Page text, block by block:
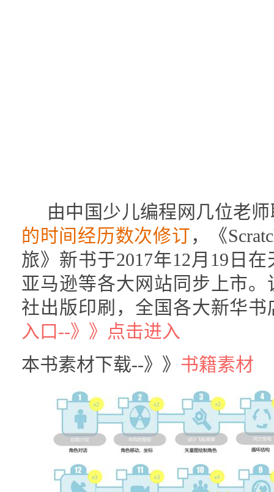
由中国少儿编程网几位老师
的时间经历数次修订 ，《
旅》新书于2017年12月19日
亚马逊等各大网站同步上市
社出版印刷，全国各大新华书
入口--》》点击进入
本书素材下载--》》 书籍素材